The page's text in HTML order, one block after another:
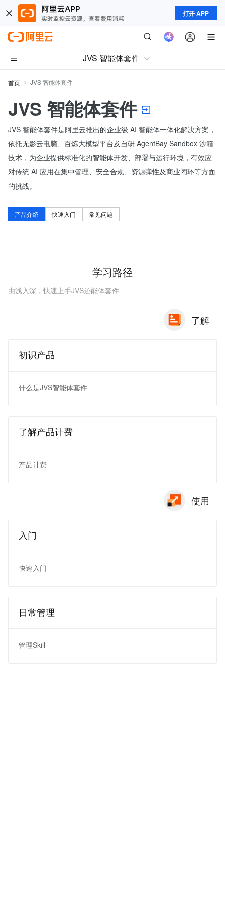
打开 APP
JVS 智能体套件
首页 JVS 智能体套件
JVS 智能体套件
JVS 智能体套件是阿里云推出的企业级 AI 智能体一体化解决方案，
依托无影云电脑、百炼大模型平台及自研 AgentBay Sandbox 沙箱
技术，为企业提供标准化的智能体开发、部署与运行环境，有效应
对传统 AI 应用在集中管理、安全合规、资源弹性及商业闭环等方面
的挑战。
产品介绍 快速入门 常见问题
学习路径
由浅入深，快速上手JVS还能体套件
了解
初识产品
什么是JVS智能体套件
了解产品计费
产品计费
使用
入门
快速入门
日常管理
管理Skill